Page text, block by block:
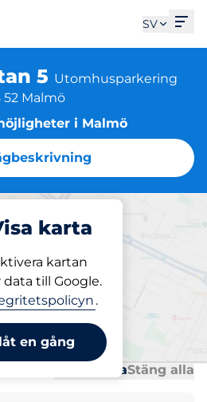
SV
5 Utomhusparkering
52 Malmö
i Malmö
karta
kartan
data till Google.
.
en gång
Parkera
på plats
5
Öppna allaStäng alla